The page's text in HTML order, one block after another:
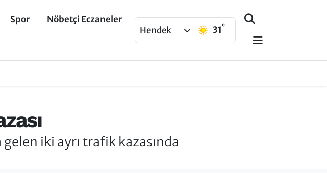
Spor
Nöbetçi Eczaneler
Hendek 31°
iki ayrı trafik kazasında